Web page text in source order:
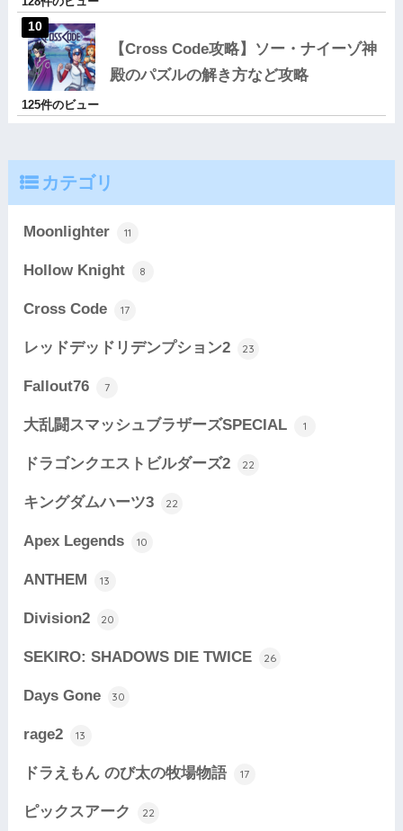
【Cross Code攻略】ソー・ナイーゾ神
殿のパズルの解き方など攻略
125件のビュー
カテゴリ
Moonlighter 11
Hollow Knight 8
Cross Code 17
レッドデッドリデンプション2 23
Fallout76 7
大乱闘スマッシュブラザーズSPECIAL 1
ドラゴンクエストビルダーズ2 22
キングダムハーツ3 22
Apex Legends 10
ANTHEM 13
Division2 20
SEKIRO: SHADOWS DIE TWICE 26
Days Gone 30
rage2 13
ドラえもん のび太の牧場物語 17
ピックスアーク 22